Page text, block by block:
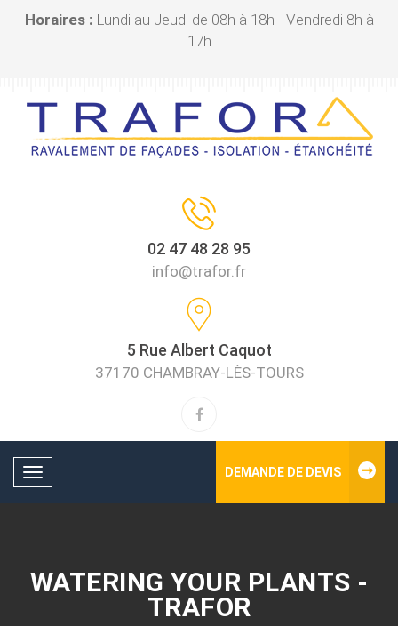
Horaires :Lundi au Jeudi de 08h à 18h - Vendredi 8h à
17h
02 47 48 28 95
info@trafor.fr
5 Rue Albert Caquot
37170 CHAMBRAY-LÈS-TOURS
Toggle
DEMANDE DE DEVIS
WATERING YOUR PLANTS -
TRAFOR